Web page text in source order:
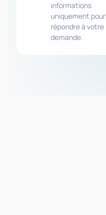
informations
uniquement pour
répondre à votre
demande.